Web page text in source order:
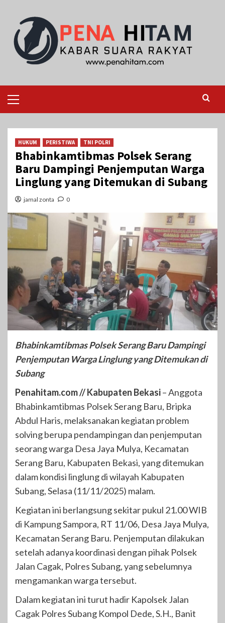
content
Menu
HUKUM PERISTIWA TNI POLRI
Bhabinkamtibmas Polsek Serang
Baru Dampingi Penjemputan Warga
Linglung yang Ditemukan di Subang
jamal zonta 0
Bhabinkamtibmas Polsek Serang Baru Dampingi
Penjemputan Warga Linglung yang Ditemukan di
Subang
Penahitam.com // Kabupaten Bekasi– Anggota
Bhabinkamtibmas Polsek Serang Baru, Bripka
Abdul Haris, melaksanakan kegiatan problem
solving berupa pendampingan dan penjemputan
seorang warga Desa Jaya Mulya, Kecamatan
Serang Baru, Kabupaten Bekasi, yang ditemukan
dalam kondisi linglung di wilayah Kabupaten
Subang, Selasa (11/11/2025) malam.
Kegiatan ini berlangsung sekitar pukul 21.00 WIB
di Kampung Sampora, RT 11/06, Desa Jaya Mulya,
Kecamatan Serang Baru. Penjemputan dilakukan
setelah adanya koordinasi dengan pihak Polsek
Jalan Cagak, Polres Subang, yang sebelumnya
mengamankan warga tersebut.
Dalam kegiatan ini turut hadir Kapolsek Jalan
Cagak Polres Subang Kompol Dede, S.H., Banit